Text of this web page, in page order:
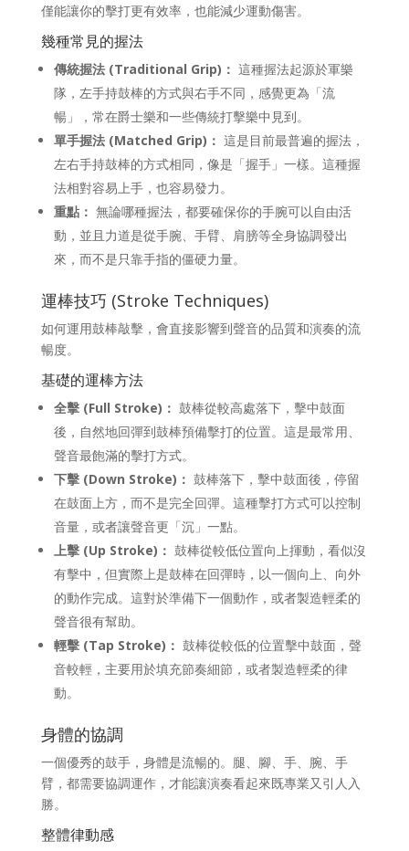
僅能讓你的擊打更有效率，也能減少運動傷害。
幾種常見的握法
傳統握法 (Traditional Grip)： 這種握法起源於軍樂
隊，左手持鼓棒的方式與右手不同，感覺更為「流
暢」，常在爵士樂和一些傳統打擊樂中見到。
單手握法 (Matched Grip)： 這是目前最普遍的握法，
左右手持鼓棒的方式相同，像是「握手」一樣。這種握
法相對容易上手，也容易發力。
重點： 無論哪種握法，都要確保你的手腕可以自由活
動，並且力道是從手腕、手臂、肩膀等全身協調發出
來，而不是只靠手指的僵硬力量。
運棒技巧 (Stroke Techniques)
如何運用鼓棒敲擊，會直接影響到聲音的品質和演奏的流
暢度。
基礎的運棒方法
全擊 (Full Stroke)： 鼓棒從較高處落下，擊中鼓面
後，自然地回彈到鼓棒預備擊打的位置。這是最常用、
聲音最飽滿的擊打方式。
下擊 (Down Stroke)： 鼓棒落下，擊中鼓面後，停留
在鼓面上方，而不是完全回彈。這種擊打方式可以控制
音量，或者讓聲音更「沉」一點。
上擊 (Up Stroke)： 鼓棒從較低位置向上揮動，看似沒
有擊中，但實際上是鼓棒在回彈時，以一個向上、向外
的動作完成。這對於準備下一個動作，或者製造輕柔的
聲音很有幫助。
輕擊 (Tap Stroke)： 鼓棒從較低的位置擊中鼓面，聲
音較輕，主要用於填充節奏細節，或者製造輕柔的律
動。
身體的協調
一個優秀的鼓手，身體是流暢的。腿、腳、手、腕、手
臂，都需要協調運作，才能讓演奏看起來既專業又引人入
勝。
整體律動感